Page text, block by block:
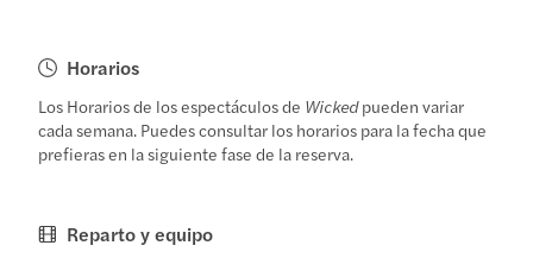
Horarios
Los Horarios de los espectáculos de Wickedpueden variar
cada semana. Puedes consultar los horarios para la fecha que
prefieras en la siguiente fase de la reserva.
Reparto y equipo